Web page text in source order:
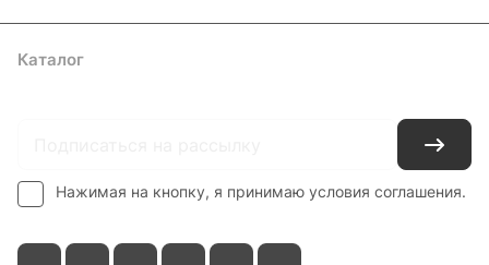
Каталог
Нажимая на кнопку, я принимаю условия соглашения.